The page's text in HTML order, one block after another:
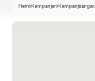
Hem Kampanjer Kampanjsängar